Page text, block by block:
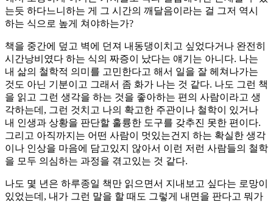
는듯 하다느니하는 게 그 시간의 깨달음이라는 걸 그저 역시
하는 식으로 높게 쳐야하는가?
책을 중간에 덮고 벽에 던져 내동댕이치고 싶었다거나 완전히
시간낭비였다 하는 식의 짜증이 났다는 얘기는 아니다. 나는
내 삶의 철학적 의미를 고민한다고 해서 일을 잘 헤쳐나가는
것도 아닌 기분이고 그래서 좀 화가 나는 것 같다. 나도 그런 책
을 읽고 그런 생각을 하는 것을 좋아하는 편의 사람이라고 생
각하는데, 그런 것치고 나의 확고한 주관이나 철학이 있거나
내 인생과 상황을 판단할 훌륭한 도구를 갖추진 못한 편이다.
그리고 아직까지는 어떤 사람이 멋있는건지 하는 확실한 생각
이나 인상을 마음에 담고있지 않아서 이런 저런 사람들의 철학
을 모두 의심하는 과정을 겪고있는 것 같다.
나도 몇 년은 하루종일 책만 읽으면서 지내보고 싶다는 로망이
있었는데, 내가 그런 말을 할 때도 그렇게 내면을 판다고 뭐가